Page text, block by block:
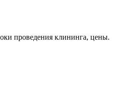
проведения клининга, цены.